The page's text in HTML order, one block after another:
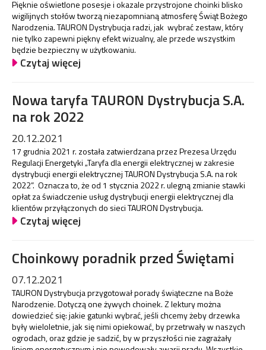
Pięknie oświetlone posesje i okazale przystrojone choinki blisko
wigilijnych stołów tworzą niezapomnianą atmosferę Świąt Bożego
Narodzenia. TAURON Dystrybucja radzi, jak wybrać zestaw, który
nie tylko zapewni piękny efekt wizualny, ale przede wszystkim
będzie bezpieczny w użytkowaniu.
Czytaj więcej
Nowa taryfa TAURON Dystrybucja S.A.
na rok 2022
20.12.2021
17 grudnia 2021 r. została zatwierdzana przez Prezesa Urzędu
Regulacji Energetyki „Taryfa dla energii elektrycznej w zakresie
dystrybucji energii elektrycznej TAURON Dystrybucja S.A. na rok
2022”. Oznacza to, że od 1 stycznia 2022 r. ulegną zmianie stawki
opłat za świadczenie usług dystrybucji energii elektrycznej dla
klientów przyłączonych do sieci TAURON Dystrybucja.
Czytaj więcej
Choinkowy poradnik przed Świętami
07.12.2021
TAURON Dystrybucja przygotował porady świąteczne na Boże
Narodzenie. Dotyczą one żywych choinek. Z lektury można
dowiedzieć się: jakie gatunki wybrać, jeśli chcemy żeby drzewka
były wieloletnie, jak się nimi opiekować, by przetrwały w naszych
ogrodach, oraz gdzie je sadzić, by w przyszłości nie zagrażały